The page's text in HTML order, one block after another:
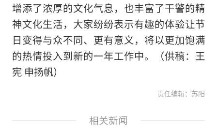
增添了浓厚的文化气息，也丰富了干警的精
神文化生活，大家纷纷表示有趣的体验让节
日变得与众不同、更有意义，将以更加饱满
的热情投入到新的一年工作中。（供稿：王
宪 申扬帆）
责任编辑：苏阳
相关新闻